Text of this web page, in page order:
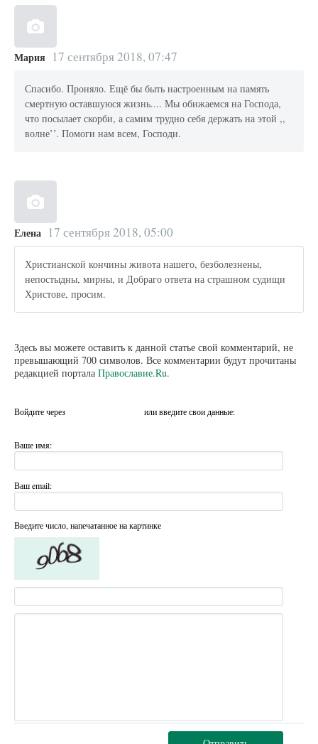
Мария 17 сентября 2018, 07:47
Спасибо. Проняло. Ещё бы быть настроенным на память
смертную оставшуюся жизнь.... Мы обижаемся на Господа,
что посылает скорби, а самим трудно себя держать на этой ,,
волне’’. Помоги нам всем, Господи.
Елена 17 сентября 2018, 05:00
Христианской кончины живота нашего, безболезнены,
непостыдны, мирны, и Добраго ответа на страшном судищи
Христове, просим.
Здесь вы можете оставить к данной статье свой комментарий, не
превышающий 700 символов. Все комментарии будут прочитаны
редакцией портала Православие.Ru.
Войдите через или введите свои данные:
Ваше имя:
Ваш email:
Введите число, напечатанное на картинке